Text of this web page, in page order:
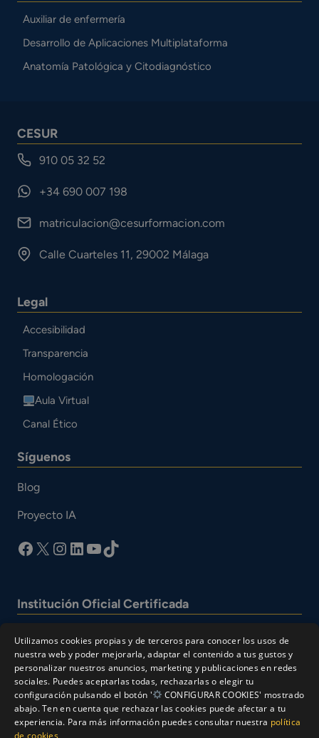
Auxiliar de enfermería
Desarrollo de Aplicaciones Multiplataforma
Anatomía Patológica y Citodiagnóstico
CESUR
910 05 32 52
+34 690 007 198
matriculacion@cesurformacion.com
Calle Cuarteles 11, 29002 Málaga
Legal
Accesibilidad
Transparencia
Homologación
Aula Virtual
Canal Ético
Síguenos
Blog
Proyecto IA
facebook
X Instagram
LinkedIn
YouTube
TikTok
Institución Oficial Certificada
Utilizamos cookies propias y de terceros para conocer los usos de
nuestra web y poder mejorarla, adaptar el contenido a tus gustos y
personalizar nuestros anuncios, marketing y publicaciones en redes
sociales. Puedes aceptarlas todas, rechazarlas o elegir tu
configuración pulsando el botón '
CONFIGURAR COOKIES' mostrado
abajo. Ten en cuenta que rechazar las cookies puede afectar a tu
experiencia. Para más información puedes consultar nuestra política
de cookies